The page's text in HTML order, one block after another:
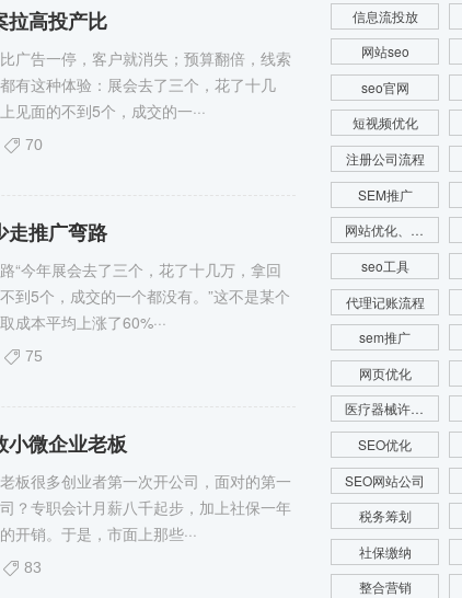
拉高投产比
广告一停，客户就消失；预算翻倍，线索
有这种体验：展会去了三个，花了十几
面的不到5个，成交的一···
70
走推广弯路
“今年展会去了三个，花了十几万，拿回
到5个，成交的一个都没有。”这不是某个
本平均上涨了60%···
75
小微企业老板
板很多创业者第一次开公司，面对的第一
？专职会计月薪八千起步，加上社保一年
销。于是，市面上那些···
83
信息流投放
网站seo
seo官网
短视频优化
注册公司流程
SEM推广
网站优化、SEM推广、SEM托管、关键词推广
seo工具
代理记账流程
sem推广
网页优化
医疗器械许可证
SEO优化
SEO网站公司
税务筹划
社保缴纳
整合营销